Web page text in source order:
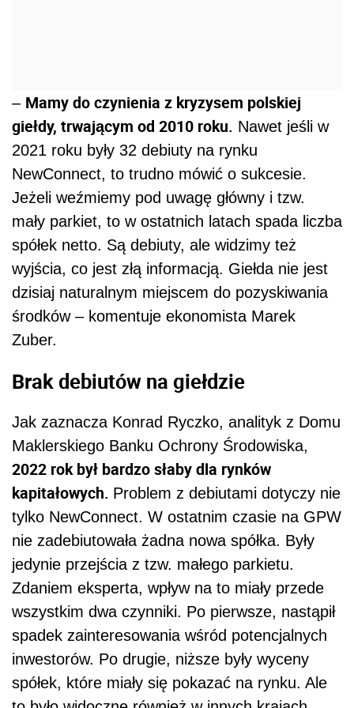
– Mamy do czynienia z kryzysem polskiej
giełdy, trwającym od 2010 roku. Nawet jeśli w
2021 roku były 32 debiuty na rynku
NewConnect, to trudno mówić o sukcesie.
Jeżeli weźmiemy pod uwagę główny i tzw.
mały parkiet, to w ostatnich latach spada liczba
spółek netto. Są debiuty, ale widzimy też
wyjścia, co jest złą informacją. Giełda nie jest
dzisiaj naturalnym miejscem do pozyskiwania
środków – komentuje ekonomista Marek
Zuber.
Brak debiutów na giełdzie
Jak zaznacza Konrad Ryczko, analityk z Domu
Maklerskiego Banku Ochrony Środowiska,
2022 rok był bardzo słaby dla rynków
kapitałowych. Problem z debiutami dotyczy nie
tylko NewConnect. W ostatnim czasie na GPW
nie zadebiutowała żadna nowa spółka. Były
jedynie przejścia z tzw. małego parkietu.
Zdaniem eksperta, wpływ na to miały przede
wszystkim dwa czynniki. Po pierwsze, nastąpił
spadek zainteresowania wśród potencjalnych
inwestorów. Po drugie, niższe były wyceny
spółek, które miały się pokazać na rynku. Ale